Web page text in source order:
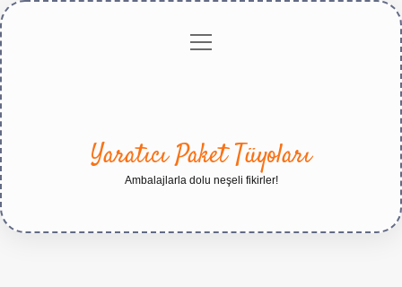
Gizlilikmenüyü
Yaratıcı Paket Tüyoları
Ambalajlarla dolu neşeli fikirler!